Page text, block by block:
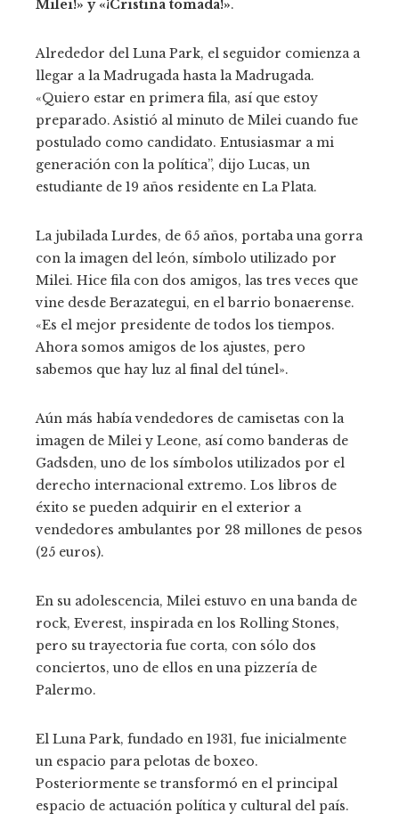
Milei!» y «¡Cristina tomada!».
Alrededor del Luna Park, el seguidor comienza a
llegar a la Madrugada hasta la Madrugada.
«Quiero estar en primera fila, así que estoy
preparado. Asistió al minuto de Milei cuando fue
postulado como candidato. Entusiasmar a mi
generación con la política”, dijo Lucas, un
estudiante de 19 años residente en La Plata.
La jubilada Lurdes, de 65 años, portaba una gorra
con la imagen del león, símbolo utilizado por
Milei. Hice fila con dos amigos, las tres veces que
vine desde Berazategui, en el barrio bonaerense.
«Es el mejor presidente de todos los tiempos.
Ahora somos amigos de los ajustes, pero
sabemos que hay luz al final del túnel».
Aún más había vendedores de camisetas con la
imagen de Milei y Leone, así como banderas de
Gadsden, uno de los símbolos utilizados por el
derecho internacional extremo. Los libros de
éxito se pueden adquirir en el exterior a
vendedores ambulantes por 28 millones de pesos
(25 euros).
En su adolescencia, Milei estuvo en una banda de
rock, Everest, inspirada en los Rolling Stones,
pero su trayectoria fue corta, con sólo dos
conciertos, uno de ellos en una pizzería de
Palermo.
El Luna Park, fundado en 1931, fue inicialmente
un espacio para pelotas de boxeo.
Posteriormente se transformó en el principal
espacio de actuación política y cultural del país.